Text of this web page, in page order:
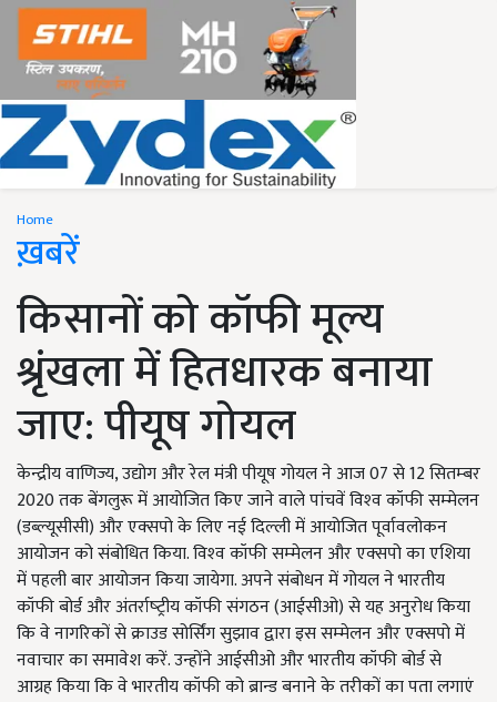
Home
ख़बरें
किसानों को कॉफी मूल्य
श्रृंखला में हितधारक बनाया
जाए: पीयूष गोयल
केन्‍द्रीय वाणिज्‍य, उद्योग और रेल मंत्री पीयूष गोयल ने आज 07 से 12 सितम्‍बर
2020 तक बेंगलुरू में आयोजित किए जाने वाले पांचवें विश्‍व कॉफी सम्‍मेलन
(डब्‍ल्‍यूसीसी) और एक्‍सपो के लिए नई दिल्‍ली में आयोजित पूर्वावलोकन
आयोजन को संबोधित किया. विश्‍व कॉफी सम्‍मेलन और एक्‍सपो का एशिया
में पहली बार आयोजन किया जायेगा. अपने संबोधन में गोयल ने भारतीय
कॉफी बोर्ड और अंतर्राष्‍ट्रीय कॉफी संगठन (आईसीओ) से यह अनुरोध किया
कि वे नागरिकों से क्राउड सोर्सिंग सुझाव द्वारा इस सम्‍मेलन और एक्‍सपो में
नवाचार का समावेश करें. उन्‍होंने आईसीओ और भारतीय कॉफी बोर्ड से
आग्रह किया कि वे भारतीय कॉफी को ब्रान्‍ड बनाने के तरीकों का पता लगाएं